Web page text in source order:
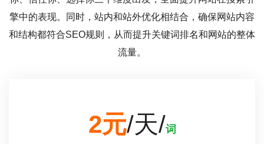
擎中的表现。同时，站内和站外优化相结合，确保网站内容
和结构都符合SEO规则，从而提升关键词排名和网站的整体
流量。
2元/天/词